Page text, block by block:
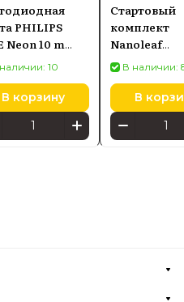
PHILIPS
Neon 10 m
10
В корзину
Стартовый
комплект
Nanoleaf
Lightstrip
Starter Kit
Strip 5m,
18W 2700K-
В наличии:
В